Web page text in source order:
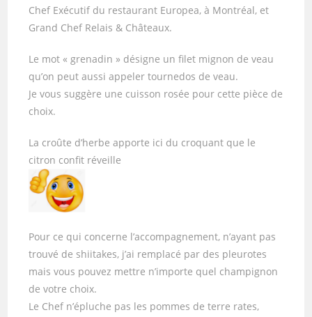
Chef Exécutif du restaurant Europea, à Montréal, et
Grand Chef Relais & Châteaux.
Le mot « grenadin » désigne un filet mignon de veau
qu’on peut aussi appeler tournedos de veau.
Je vous suggère une cuisson rosée pour cette pièce de
choix.
La croûte d’herbe apporte ici du croquant que le
citron confit réveille
Pour ce qui concerne l’accompagnement, n’ayant pas
trouvé de shiitakes, j’ai remplacé par des pleurotes
mais vous pouvez mettre n’importe quel champignon
de votre choix.
Le Chef n’épluche pas les pommes de terre rates,